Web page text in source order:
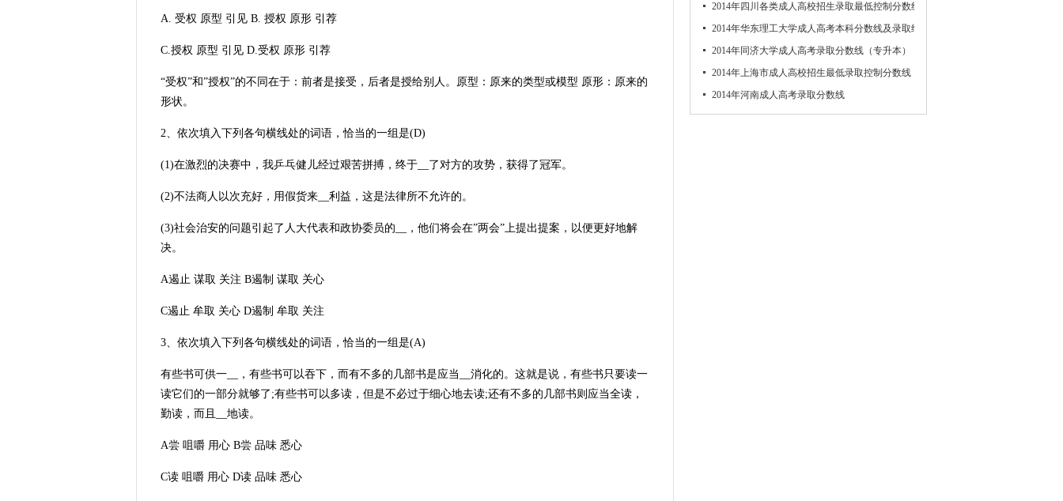
A. 受权 原型 引见 B. 授权 原形 引荐
C.授权 原型 引见 D.受权 原形 引荐
“受权”和”授权”的不同在于：前者是接受，后者是授给别人。原型：原来的类型或模型 原形：原来的
形状。
2、依次填入下列各句横线处的词语，恰当的一组是(D)
(1)在激烈的决赛中，我乒乓健儿经过艰苦拼搏，终于__了对方的攻势，获得了冠军。
(2)不法商人以次充好，用假货来__利益，这是法律所不允许的。
(3)社会治安的问题引起了人大代表和政协委员的__，他们将会在”两会”上提出提案，以便更好地解
决。
A遏止 谋取 关注 B遏制 谋取 关心
C遏止 牟取 关心 D遏制 牟取 关注
3、依次填入下列各句横线处的词语，恰当的一组是(A)
有些书可供一__，有些书可以吞下，而有不多的几部书是应当__消化的。这就是说，有些书只要读一
读它们的一部分就够了;有些书可以多读，但是不必过于细心地去读;还有不多的几部书则应当全读，
勤读，而且__地读。
A尝 咀嚼 用心 B尝 品味 悉心
C读 咀嚼 用心 D读 品味 悉心
2014年四川各类成人高校招生录取最低控制分数线
2014年华东理工大学成人高考本科分数线及录取结
2014年同济大学成人高考录取分数线（专升本）
2014年上海市成人高校招生最低录取控制分数线
2014年河南成人高考录取分数线